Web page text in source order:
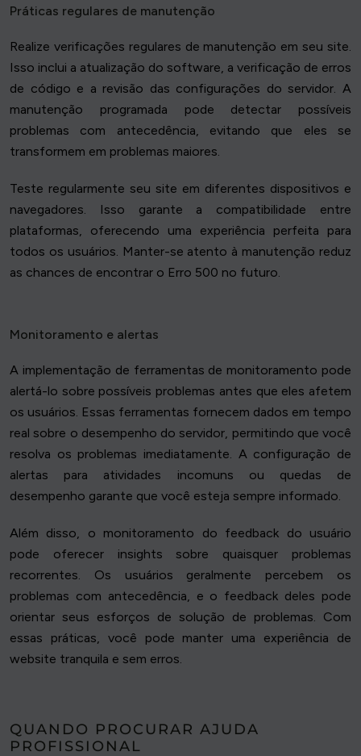
Práticas regulares de manutenção
Realize verificações regulares de manutenção em seu site.
Isso inclui a atualização do software, a verificação de erros
de código e a revisão das configurações do servidor. A
manutenção programada pode detectar possíveis
problemas com antecedência, evitando que eles se
transformem em problemas maiores.
Teste regularmente seu site em diferentes dispositivos e
navegadores. Isso garante a compatibilidade entre
plataformas, oferecendo uma experiência perfeita para
todos os usuários. Manter-se atento à manutenção reduz
as chances de encontrar o Erro 500 no futuro.
Monitoramento e alertas
A implementação de ferramentas de monitoramento pode
alertá-lo sobre possíveis problemas antes que eles afetem
os usuários. Essas ferramentas fornecem dados em tempo
real sobre o desempenho do servidor, permitindo que você
resolva os problemas imediatamente. A configuração de
alertas para atividades incomuns ou quedas de
desempenho garante que você esteja sempre informado.
Além disso, o monitoramento do feedback do usuário
pode oferecer insights sobre quaisquer problemas
recorrentes. Os usuários geralmente percebem os
problemas com antecedência, e o feedback deles pode
orientar seus esforços de solução de problemas. Com
essas práticas, você pode manter uma experiência de
website tranquila e sem erros.
QUANDO PROCURAR AJUDA
PROFISSIONAL